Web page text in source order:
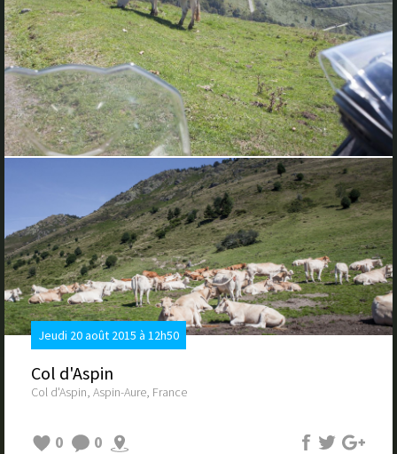
Jeudi 20 août 2015 à 12h50
Col d'Aspin
Col d'Aspin, Aspin-Aure, France
0 0